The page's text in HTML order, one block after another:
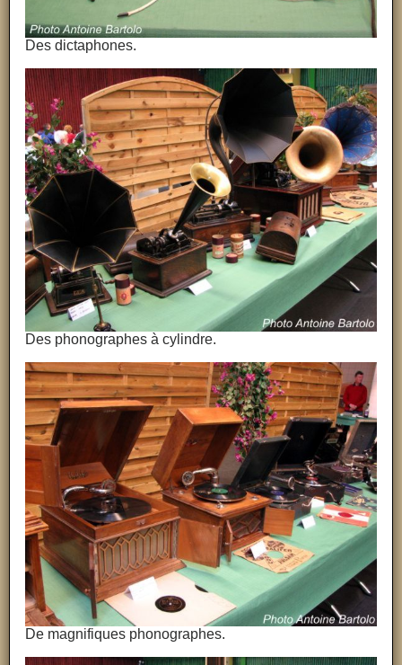
Des dictaphones.
Des phonographes à cylindre.
De magnifiques phonographes.